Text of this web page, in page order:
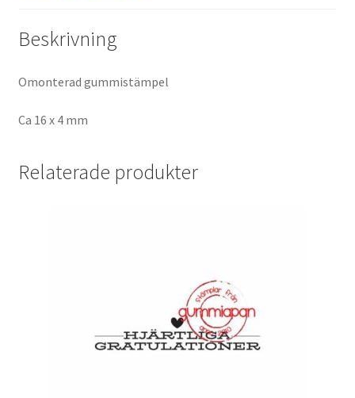
Beskrivning
Omonterad gummistämpel
Ca 16 x 4 mm
Relaterade produkter